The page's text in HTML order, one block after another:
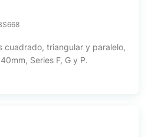
cuadrado, triangular y paralelo,
Series F, G y P.